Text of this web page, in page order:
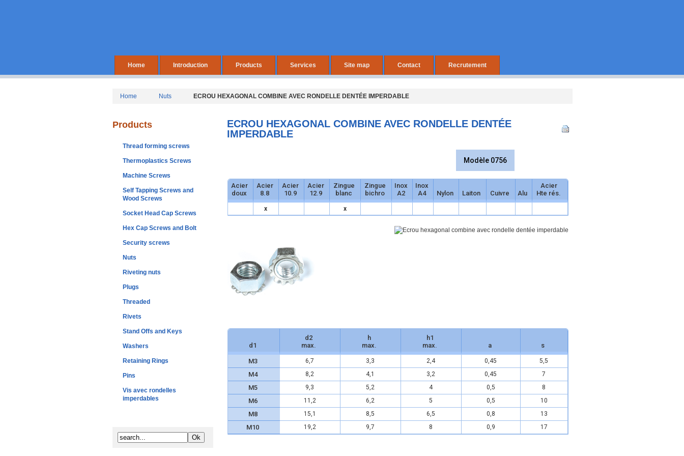
Home Introduction Products Services Site map Contact Recrutement
Home Nuts ECROU HEXAGONAL COMBINE AVEC RONDELLE DENTÉE IMPERDABLE
Products
Thread forming screws
Thermoplastics Screws
Machine Screws
Self Tapping Screws and
Wood Screws
Socket Head Cap Screws
Hex Cap Screws and Bolt
Security screws
Nuts
Riveting nuts
Plugs
Threaded
Rivets
Stand Offs and Keys
Washers
Retaining Rings
Pins
Vis avec rondelles
imperdables
ECROU HEXAGONAL COMBINE AVEC RONDELLE DENTÉE
IMPERDABLE
Modèle 0756
Acier
doux
Acier
8.8
Acier
10.9
Acier
12.9
Zingue
blanc
Zingue
bichro
Inox
A2
Inox
A4
Nylon Laiton Cuivre Alu
Acier
Hte rés.
x x
d1
d2
max.
h
max.
h1
max.
a s
M3 6,7 3,3 2,4 0,45 5,5
M4 8,2 4,1 3,2 0,45 7
M5 9,3 5,2 4 0,5 8
M6 11,2 6,2 5 0,5 10
M8 15,1 8,5 6,5 0,8 13
M10 19,2 9,7 8 0,9 17